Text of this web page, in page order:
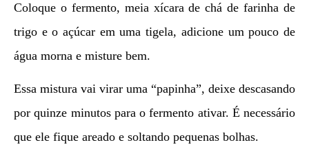
Coloque o fermento, meia xícara de chá de farinha de
trigo e o açúcar em uma tigela, adicione um pouco de
água morna e misture bem.
Essa mistura vai virar uma “papinha”, deixe descasando
por quinze minutos para o fermento ativar. É necessário
que ele fique areado e soltando pequenas bolhas.